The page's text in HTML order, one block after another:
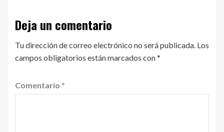
Deja un comentario
Tu dirección de correo electrónico no será publicada. Los
campos obligatorios están marcados con*
Comentario *